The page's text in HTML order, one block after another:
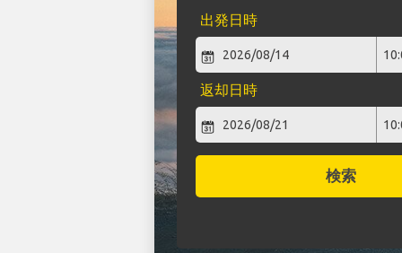
出発日時
返却日時
検索